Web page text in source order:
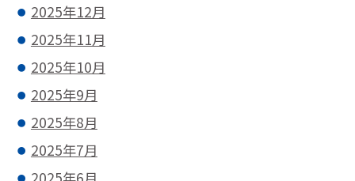
2025年12月
2025年11月
2025年10月
2025年9月
2025年8月
2025年7月